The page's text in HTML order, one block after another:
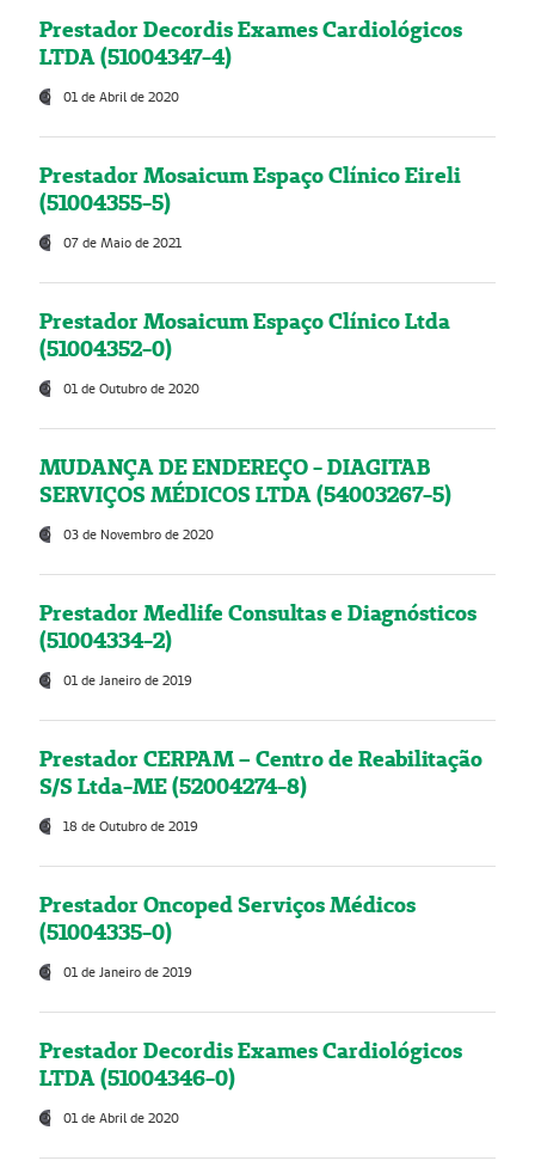
Prestador Decordis Exames Cardiológicos
LTDA (51004347-4)
01 de Abril de 2020
Prestador Mosaicum Espaço Clínico Eireli
(51004355-5)
07 de Maio de 2021
Prestador Mosaicum Espaço Clínico Ltda
(51004352-0)
01 de Outubro de 2020
MUDANÇA DE ENDEREÇO - DIAGITAB
SERVIÇOS MÉDICOS LTDA (54003267-5)
03 de Novembro de 2020
Prestador Medlife Consultas e Diagnósticos
(51004334-2)
01 de Janeiro de 2019
Prestador CERPAM – Centro de Reabilitação
S/S Ltda-ME (52004274-8)
18 de Outubro de 2019
Prestador Oncoped Serviços Médicos
(51004335-0)
01 de Janeiro de 2019
Prestador Decordis Exames Cardiológicos
LTDA (51004346-0)
01 de Abril de 2020